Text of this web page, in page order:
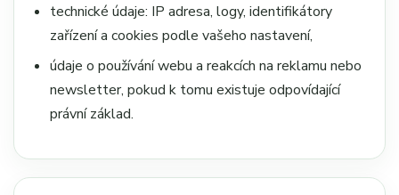
technické údaje: IP adresa, logy, identifikátory
zařízení a cookies podle vašeho nastavení,
údaje o používání webu a reakcích na reklamu nebo
newsletter, pokud k tomu existuje odpovídající
právní základ.